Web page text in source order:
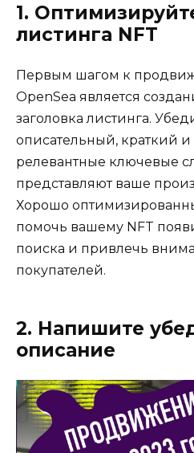
1.
листинга NFT
Первым шагом к
OpenSea является
заголовка листинга.
описательный, краткий и
релевантные ключевые
представляют ваше
Хорошо
помочь вашему NFT
поиска и привлечь
покупателей.
2. Напишите
описание